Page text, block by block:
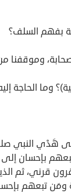
هَدْي النبي
بإحسان
قرني، ثم
ومَن تبعهم